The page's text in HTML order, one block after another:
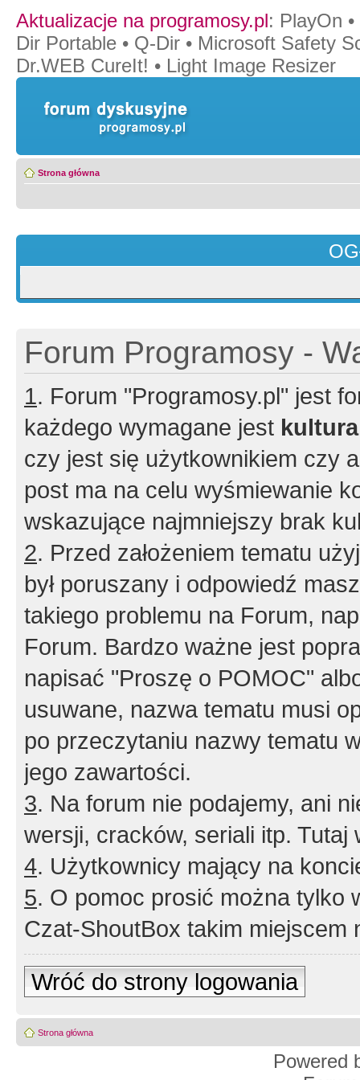
Aktualizacje na programosy.pl: PlayOn •
Dir Portable • Q-Dir • Microsoft Safety
Dr.WEB CureIt! • Light Image Resizer
Strona główna
Forum Programosy -
1. Forum "Programosy.pl" jest
każdego wymagane jest
czy jest się użytkownikiem czy
post ma na celu wyśmiewanie
wskazujące najmniejszy brak
2. Przed założeniem tematu
był poruszany i odpowiedź
takiego problemu na Forum,
Forum. Bardzo ważne jest
napisać "Proszę o POMOC"
usuwane, nazwa tematu musi
po przeczytaniu nazwy tematu
jego zawartości.
3. Na forum nie podajemy, ani
wersji, cracków, seriali itp. Tutaj
4. Użytkownicy mający na
5. O pomoc prosić można tylko
Czat-ShoutBox takim miejscem
Wróć do strony logowania
Strona główna
Powered